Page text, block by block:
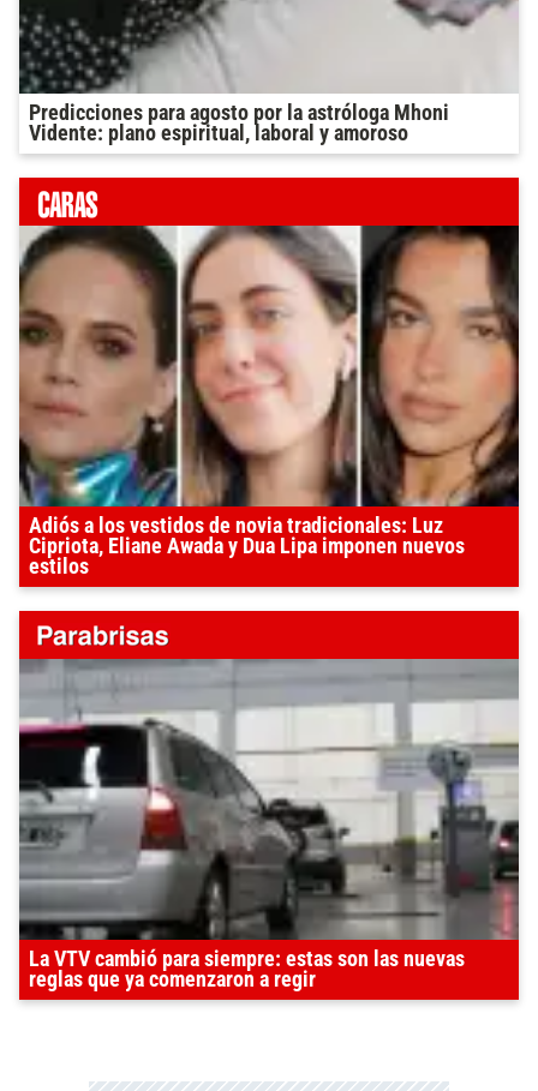
Predicciones para agosto por la astróloga Mhoni
Vidente: plano espiritual, laboral y amoroso
Adiós a los vestidos de novia tradicionales: Luz
Cipriota, Eliane Awada y Dua Lipa imponen nuevos
estilos
La VTV cambió para siempre: estas son las nuevas
reglas que ya comenzaron a regir